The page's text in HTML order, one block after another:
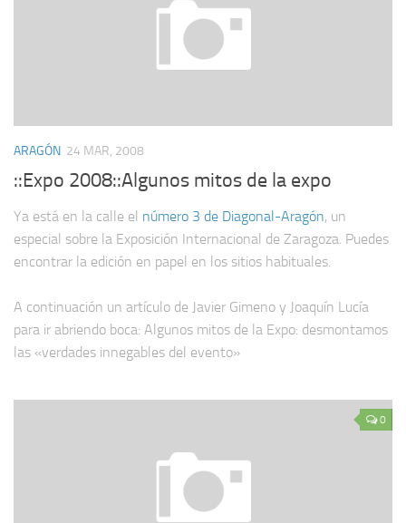
ARAGÓN 24 MAR, 2008
::Expo 2008::Algunos mitos de la expo
Ya está en la calle el número 3 de Diagonal-Aragón, un
especial sobre la Exposición Internacional de Zaragoza. Puedes
encontrar la edición en papel en los sitios habituales.
A continuación un artículo de Javier Gimeno y Joaquín Lucía
para ir abriendo boca: Algunos mitos de la Expo: desmontamos
las «verdades innegables del evento»
0